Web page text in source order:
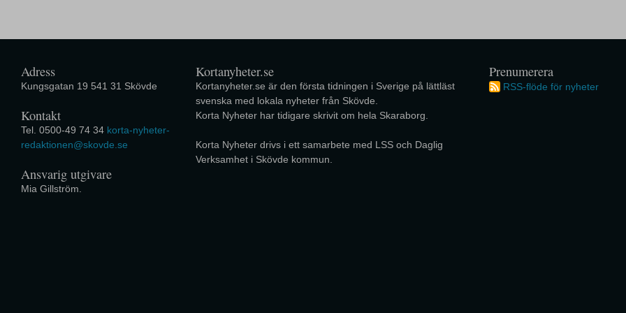
Adress
Kungsgatan 19 541 31 Skövde
Kontakt
Tel. 0500-49 74 34 korta-nyheter-
redaktionen@skovde.se
Ansvarig utgivare
Mia Gillström.
Kortanyheter.se
Kortanyheter.se är den första tidningen i Sverige på lättläst
svenska med lokala nyheter från Skövde.
Korta Nyheter har tidigare skrivit om hela Skaraborg.
Korta Nyheter drivs i ett samarbete med LSS och Daglig
Verksamhet i Skövde kommun.
Prenumerera
RSS-flöde för nyheter